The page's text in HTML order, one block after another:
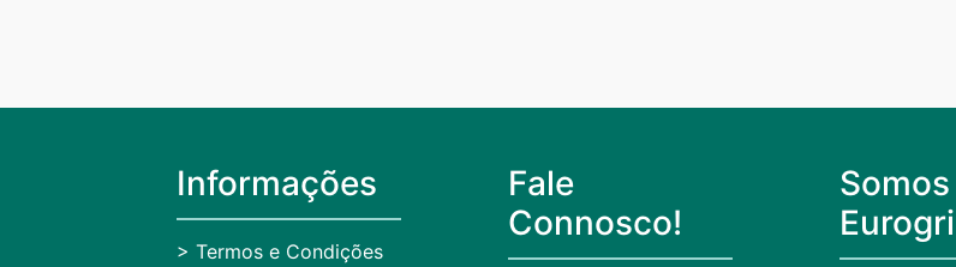
Informações
> Termos e Condições
Fale
Connosco!
Somos